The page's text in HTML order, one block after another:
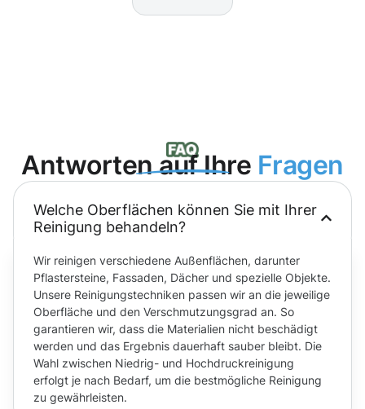
Antworten auf Ihre Fragen
Welche Oberflächen können Sie mit Ihrer
Reinigung behandeln?
Wir reinigen verschiedene Außenflächen, darunter
Pflastersteine, Fassaden, Dächer und spezielle Objekte.
Unsere Reinigungstechniken passen wir an die jeweilige
Oberfläche und den Verschmutzungsgrad an. So
garantieren wir, dass die Materialien nicht beschädigt
werden und das Ergebnis dauerhaft sauber bleibt. Die
Wahl zwischen Niedrig- und Hochdruckreinigung
erfolgt je nach Bedarf, um die bestmögliche Reinigung
zu gewährleisten.